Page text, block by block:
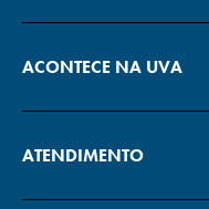
ACONTECE NA UVA
ATENDIMENTO